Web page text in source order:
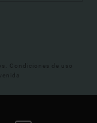
Condiciones de uso